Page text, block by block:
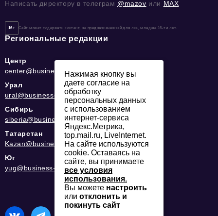
Написать директору в телеграм @mazov или MAX
16+ Сайт может содержать контент, не предназначенный для лиц младше 16-ти лет.
Региональные редакции
Центр
center@business-magazine.online
Урал
ural@business-magazine.online
Сибирь
siberia@business-magazine.online
Татарстан
Kazan@business-magazine.online
Юг
yug@business-magazine.online
Нажимая кнопку вы
даете согласие на
обработку
персональных данных
с использованием
интернет-сервиса
Яндекс.Метрика,
top.mail.ru, LiveInternet.
На сайте используются
cookie. Оставаясь на
сайте, вы принимаете
все условия
использования.
Вы можете настроить
или отклонить и
покинуть сайт